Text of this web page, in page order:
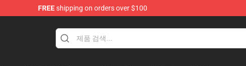
FREEshipping on orders over $100